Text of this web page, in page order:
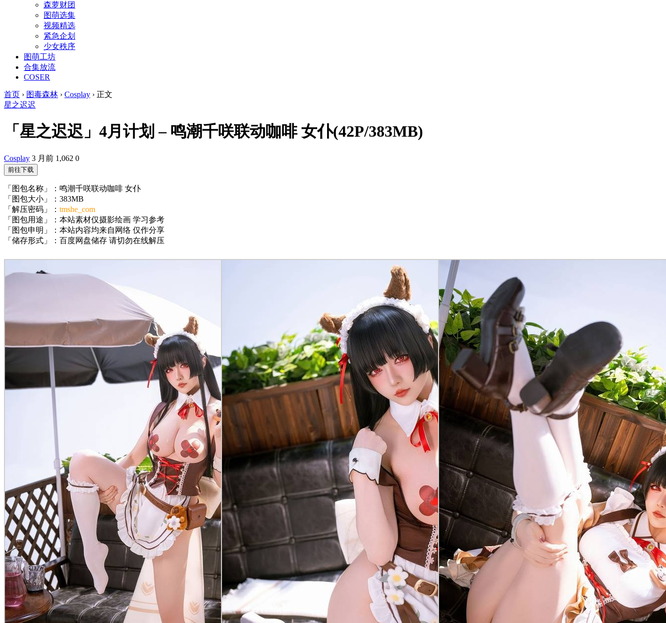
森萝财团
图萌选集
视频精选
紧急企划
少女秩序
图萌工坊
合集放流
COSER
首页 › 图毒森林 › Cosplay › 正文
星之迟迟
「星之迟迟」4月计划 – 鸣潮千咲联动咖啡 女仆(42P/383MB)
Cosplay 3 月前 1,062 0
前往下载
「图包名称」：鸣潮千咲联动咖啡 女仆
「图包大小」：383MB
「解压密码」： tmshe_com
「图包用途」：本站素材仅摄影绘画 学习参考
「图包申明」：本站内容均来自网络 仅作分享
「储存形式」：百度网盘储存 请切勿在线解压